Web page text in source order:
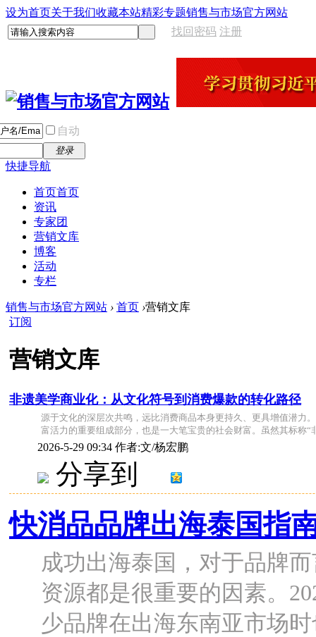
设为首页关于我们收藏本站精彩专题销售与市场官方网站
找回密码 注册
自动
登录
快捷导航
首页首页
资讯
专家团
营销文库
博客
活动
专栏
销售与市场官方网站 › 首页 ›营销文库
订阅
营销文库
非遗美学商业化：从文化符号到消费爆款的转化路径
源于文化的深层次共鸣，远比消费商品本身更持久、更具增值潜力
富活力的重要组成部分，也是一大笔宝贵的社会财富。虽然其标称“
2026-5-29 09:34 作者:文/杨宏鹏
分享到
快消品品牌出海泰国指
成功出海泰国，对于品牌
资源都是很重要的因素。
少品牌在出海东南亚市场